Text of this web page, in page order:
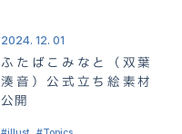
2024. 12. 01
ふたばこみなと（双葉
湊音）公式立ち絵素材
公開